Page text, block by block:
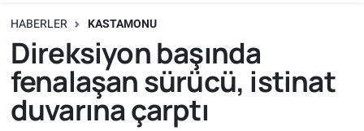
HABERLER KASTAMONU
Direksiyon başında
fenalaşan sürücü, istinat
duvarına çarptı
Süper Lig Puan Durumu ve Fikstür
Tüm Manşetler
Son Dakika Haberleri